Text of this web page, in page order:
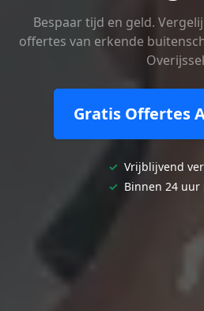
Bespaar tijd en geld.
offertes van erkende
Gratis Offertes
✓ Vrijblijvend
✓ Binnen 24 uur